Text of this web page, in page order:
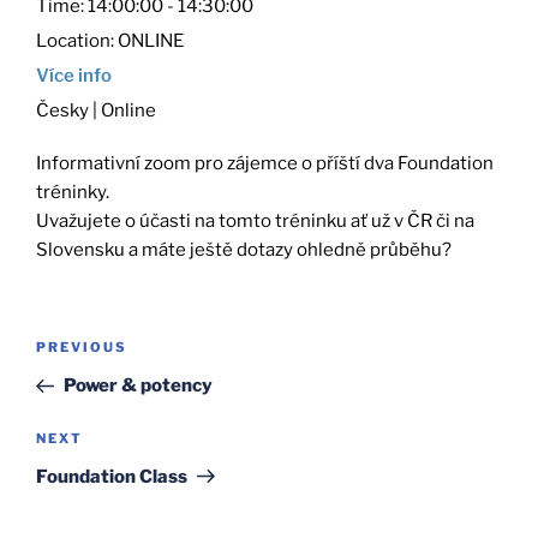
Time:14:00:00 - 14:30:00
Location: ONLINE
Více info
Česky | Online
Informativní zoom pro zájemce o příští dva Foundation
tréninky.
Uvažujete o účasti na tomto tréninku ať už v ČR či na
Slovensku a máte ještě dotazy ohledně průběhu?
Post
Previous
Post
PREVIOUS
Power & potency
Next
Post
NEXT
Foundation Class